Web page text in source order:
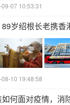
07 10:53:31
10 19:48:58
何面对疫情，消